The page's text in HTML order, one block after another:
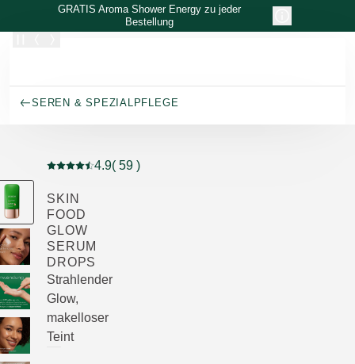
Zum Hauptinhalt wechseln
GRATIS Aroma Shower Energy zu jeder
Bestellung
SEREN & SPEZIALPFLEGE
Aktuelle Bewertung: 4.9 von 5 Sternen bewertet von
4.9( 59 )
SKIN
FOOD
GLOW
SERUM
DROPS
Strahlender
Glow,
makelloser
Teint